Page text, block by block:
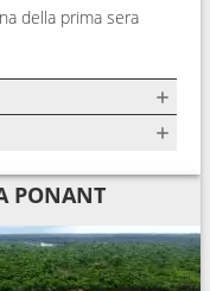
della prima sera
PONANT